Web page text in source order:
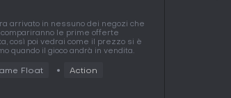
arrivato in nessuno dei negozi che
le prime offerte
così poi vedrai come il prezzo si è
quando il gioco andrà in vendita.
Float Action